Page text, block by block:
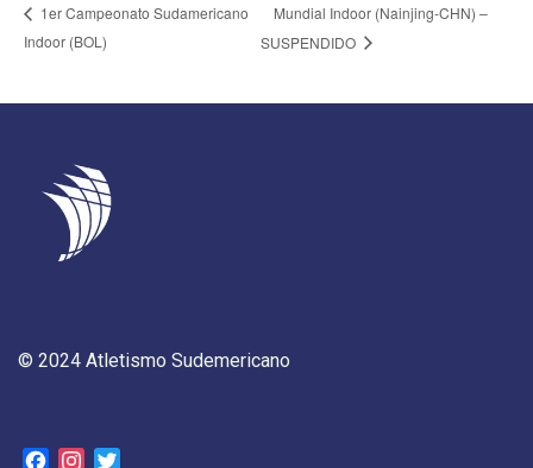
1er Campeonato Sudamericano
Indoor (BOL)
Mundial Indoor (Nainjing-CHN) –
SUSPENDIDO
© 2024 Atletismo Sudemericano
FacebookInstagram